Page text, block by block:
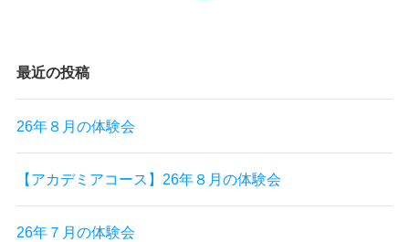
最近の投稿
26年８月の体験会
【アカデミアコース】26年８月の体験会
26年７月の体験会